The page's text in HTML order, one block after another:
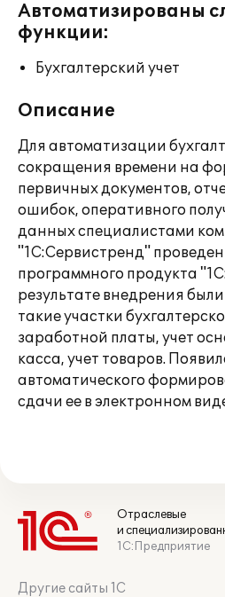
Автоматизированы
функции:
Бухгалтерский учет
Описание
Для автоматизации
сокращения времени на
первичных документов,
ошибок, оперативного
данных специалистами
"1С:Сервистренд"
программного продукта
результате внедрения
такие участки
заработной платы, учет
касса, учет товаров.
автоматического
сдачи ее в электронном
Отраслевые
и
1С:Предприятие
Другие сайты 1С